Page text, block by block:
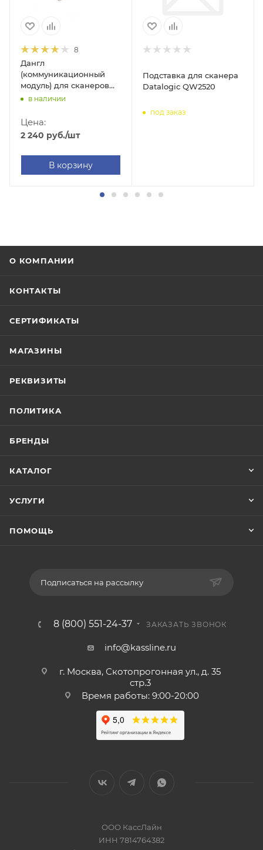
8
Дангл
(коммуникационный
модуль) для сканеров
Mertech CL-2300/CL-
в наличии
Цена:
2 240 руб./шт
В корзину
Подставка для сканера
Datalogic QW2520
под заказ
О КОМПАНИИ
КОНТАКТЫ
СЕРТИФИКАТЫ
МАГАЗИНЫ
РЕКВИЗИТЫ
ПОЛИТИКА
БРЕНДЫ
КАТАЛОГ
УСЛУГИ
ПОМОЩЬ
Подписаться на рассылку
8 (800) 551-24-37 ЗАКАЗАТЬ ЗВОНОК
info@kassline.ru
г. Москва, Скотопрогонная ул., д. 35
стр.3
Время работы: 9:00-20:00
ООО КассЛайн
ИНН 7814764382